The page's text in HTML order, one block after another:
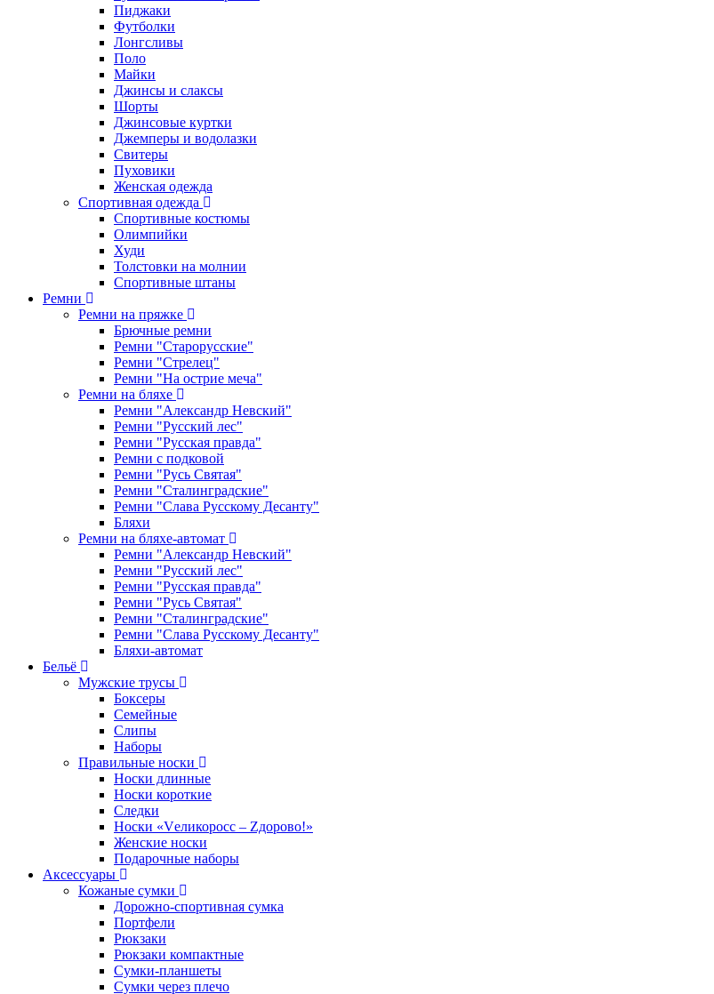
Пиджаки
Футболки
Лонгсливы
Поло
Майки
Джинсы и слаксы
Шорты
Джинсовые куртки
Джемперы и водолазки
Свитеры
Пуховики
Женская одежда
Спортивная одежда
Спортивные костюмы
Олимпийки
Худи
Толстовки на молнии
Спортивные штаны
Ремни
Ремни на пряжке
Брючные ремни
Ремни "Старорусские"
Ремни "Стрелец"
Ремни "На острие меча"
Ремни на бляхе
Ремни "Александр Невский"
Ремни "Русский лес"
Ремни "Русская правда"
Ремни с подковой
Ремни "Русь Святая"
Ремни "Сталинградские"
Ремни "Слава Русскому Десанту"
Бляхи
Ремни на бляхе-автомат
Ремни "Александр Невский"
Ремни "Русский лес"
Ремни "Русская правда"
Ремни "Русь Святая"
Ремни "Сталинградские"
Ремни "Слава Русскому Десанту"
Бляхи-автомат
Бельё
Мужские трусы
Боксеры
Семейные
Слипы
Наборы
Правильные носки
Носки длинные
Носки короткие
Следки
Носки «Vеликоросс – Zдорово!»
Женские носки
Подарочные наборы
Аксессуары
Кожаные сумки
Дорожно-спортивная сумка
Портфели
Рюкзаки
Рюкзаки компактные
Сумки-планшеты
Сумки через плечо